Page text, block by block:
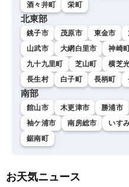
酒々井町
栄町
北東部
銚子市 茂原市 東金市
山武市
大網白里市 神崎
九十九里町
芝山町 横芝
長生村
白子町 長柄町
南部
館山市 木更津市 勝浦市
袖ケ浦市
南房総市 いす
鋸南町
お天気ニュース